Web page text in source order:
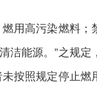
用高污染燃料；
洁能源。”之规定
按照规定停止燃